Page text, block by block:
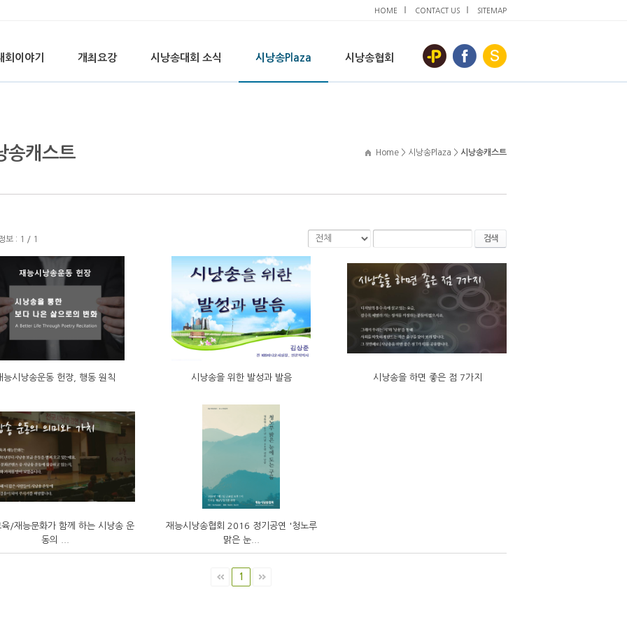
HOME CONTACT US SITEMAP
회이야기 개최요강 시낭송대회 소식 시낭송Plaza 시낭송협회
송캐스트 Home > 시낭송Plaza > 시낭송캐스트
보 : 1 / 1 검색
능시낭송운동 헌장, 행동 원칙 시낭송을 위한 발성과 발음 시낭송을 하면 좋은 점 7가지
/재능문화가 함께 하는 시낭송 운
동의 ...
재능시낭송협회 2016 정기공연 '청노루
맑은 눈...
1